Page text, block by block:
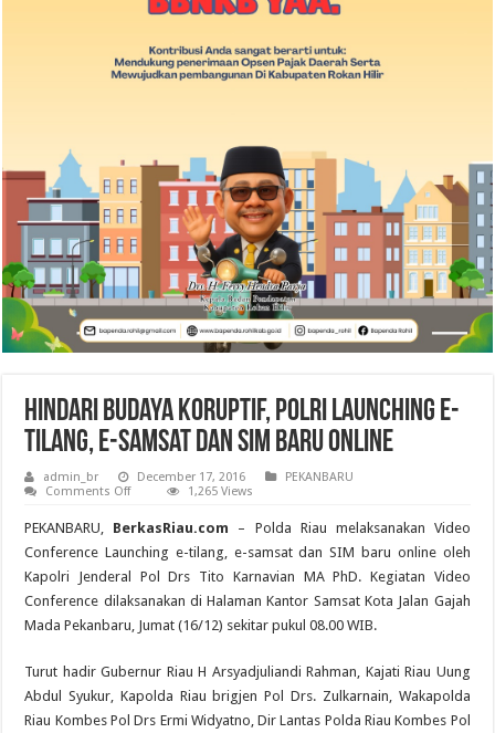
Hindari Budaya Koruptif, Polri Launching E-
Tilang, E-Samsat dan SIM Baru Online
admin_br December 17, 2016
PEKANBARU
Comments Offon
Budaya
Koruptif,
Polri
Launching
E-
E-
Samsat
dan
Online
1,265 Views
PEKANBARU, BerkasRiau.com – Polda Riau melaksanakan Video
Conference Launching e-tilang, e-samsat dan SIM baru online oleh
Kapolri Jenderal Pol Drs Tito Karnavian MA PhD. Kegiatan Video
Conference dilaksanakan di Halaman Kantor Samsat Kota Jalan Gajah
Mada Pekanbaru, Jumat (16/12) sekitar pukul 08.00 WIB.
Turut hadir Gubernur Riau H Arsyadjuliandi Rahman, Kajati Riau Uung
Abdul Syukur, Kapolda Riau brigjen Pol Drs. Zulkarnain, Wakapolda
Riau Kombes Pol Drs Ermi Widyatno, Dir Lantas Polda Riau Kombes Pol